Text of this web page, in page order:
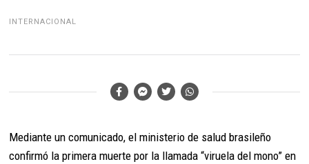
INTERNACIONAL
Mediante un comunicado, el ministerio de salud brasileño
confirmó la primera muerte por la llamada “viruela del mono” en